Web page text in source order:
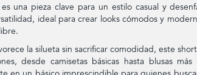
una pieza clave para un estilo casual y
ideal para crear looks cómodos y
la silueta sin sacrificar comodidad, este
desde camisetas básicas hasta blusas